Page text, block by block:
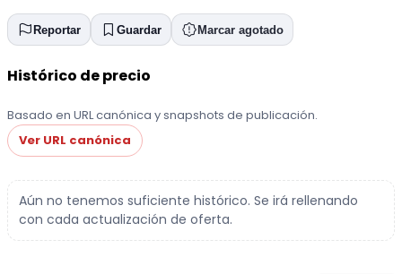
Reportar Guardar Marcar agotado
Histórico de precio
Basado en URL canónica y snapshots de publicación.
Ver URL canónica
Aún no tenemos suficiente histórico. Se irá rellenando
con cada actualización de oferta.